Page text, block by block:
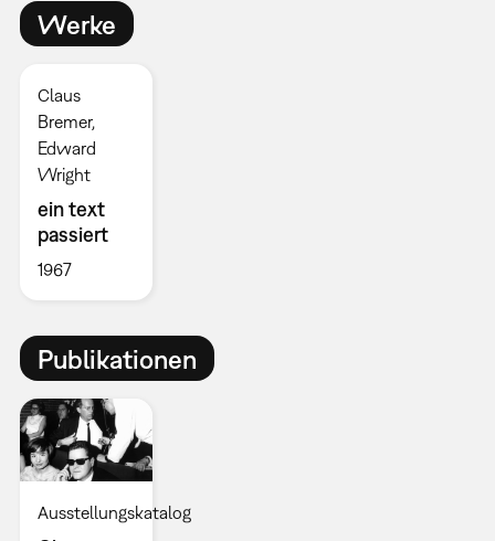
Werke
Claus
Bremer,
Edward
Wright
ein text
passiert
1967
Publikationen
Ausstellungskatalog